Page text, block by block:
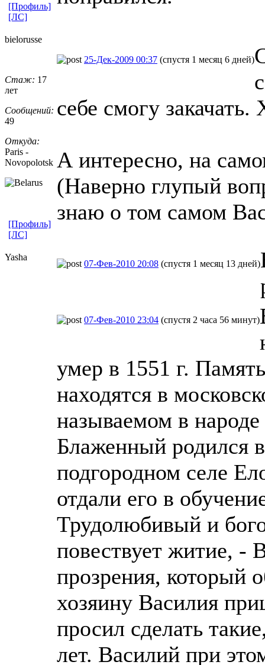
[Профиль]
[ЛС]
bielorusse
Стаж: 17
лет
Сообщений:
49
Откуда:
Paris -
Novopolotsk
25-Дек-2009 00:37 (спустя 1 месяц 6 дней)
себе смогу
А интересно, на
(Наверно глупый
знаю о том самом
[Профиль]
[ЛС]
Yasha
07-Фев-2010 20:08 (спустя 1 месяц 13 дней)
07-Фев-2010 23:04 (спустя 2 часа 56 минут)
умер в 1551 г.
находятся в
называемом в
Блаженный родился
подгородном селе
отдали его в
Трудолюбивый и
повествует житие, -
прозрения, который
хозяину Василия
просил сделать
лет. Василий при